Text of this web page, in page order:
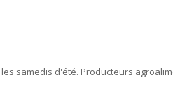
samedis d'été. Producteurs